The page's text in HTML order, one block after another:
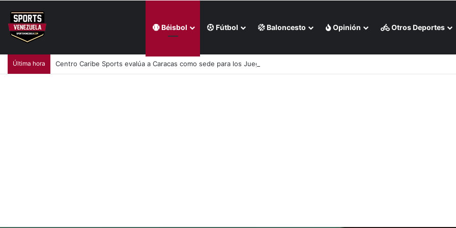
Béisbol Fútbol Baloncesto Opinión Otros Deportes
Última hora Centro Caribe Sports evalúa a Caracas como sede para los Juegos CAC de 2030